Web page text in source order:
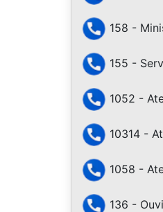
158 -
155 -
1052 -
10314 -
1058 -
136 -